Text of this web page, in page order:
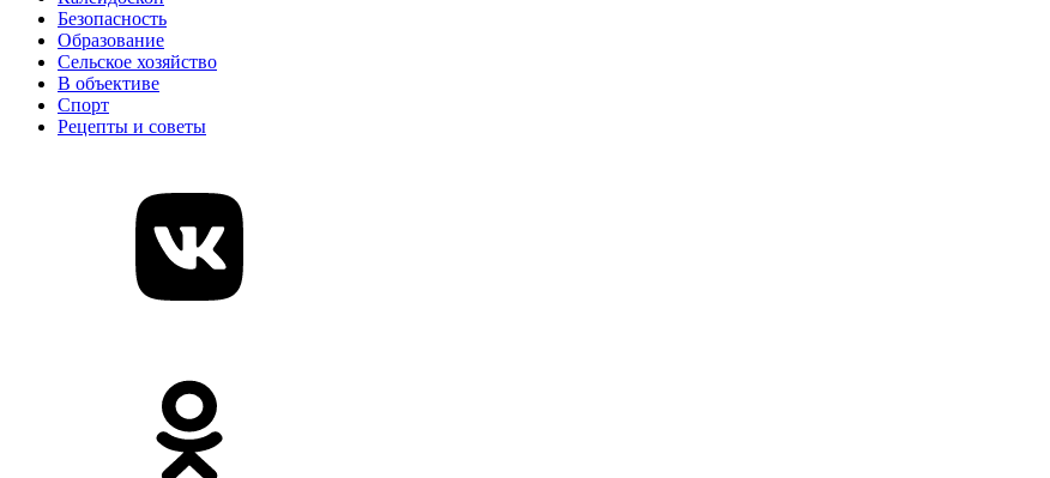
Безопасность
Образование
Сельское хозяйство
В объективе
Спорт
Рецепты и советы